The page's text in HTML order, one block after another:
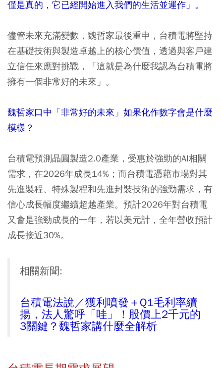
僅是真的，它已經開始進入我們的生活並運作」。
儘管未來充滿變數，魏哲家最後重申，台積電將堅持
在基礎技術與製造卓越上的核心價值，透過與客戶建
立信任來應對挑戰，「這就是為什麼我認為台積電將
擁有一個非常好的未來」。
魏哲家口中「非常好的未來」如果化作數字會是什麼
模樣？
台積電預測晶圓製造2.0產業，受惠於強勁的AI相關
需求，在2026年成長14%；而台積電憑藉市場對其
先進製程、特殊製程和先進封裝技術的強勁需求，有
信心成長幅度繼續超越產業。預計2026年對台積電
又會是強勁成長的一年，若以美元計，全年營收預計
成長接近30%。
相關新聞:
台積電法說／獲利噴發＋Q1毛利率續
揚，法人驚呼「哇」！股價上2千元的
3關鍵？魏哲家講什麼全解析